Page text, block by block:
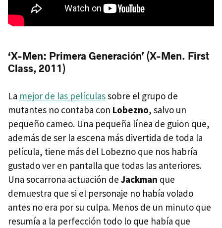
‘X-Men: Primera Generación’ (X-Men. First
Class, 2011)
La mejor de las películassobre el grupo de
mutantes no contaba con Lobezno, salvo un
pequeño cameo. Una pequeña línea de guion que,
además de ser la escena más divertida de toda la
película, tiene más del Lobezno que nos habría
gustado ver en pantalla que todas las anteriores.
Una socarrona actuación de Jackman que
demuestra que si el personaje no había volado
antes no era por su culpa. Menos de un minuto que
resumía a la perfección todo lo que había que